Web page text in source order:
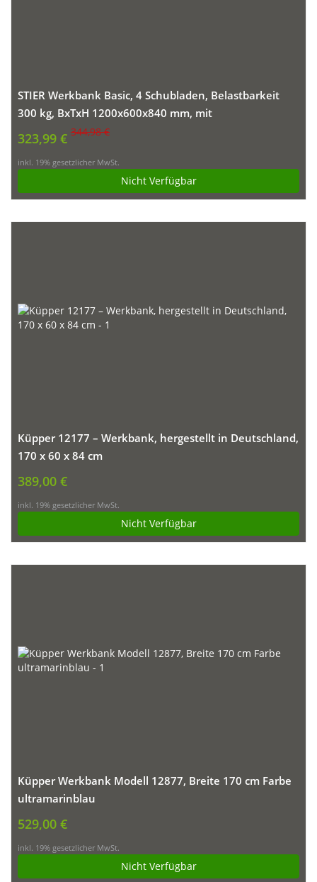
STIER Werkbank Basic, 4 Schubladen, Belastbarkeit
300 kg, BxTxH 1200x600x840 mm, mit
Pulverbeschichtung
323,99 € 344,98 €
inkl. 19% gesetzlicher MwSt.
Nicht Verfügbar
Küpper 12177 – Werkbank, hergestellt in Deutschland,
170 x 60 x 84 cm
389,00 €
inkl. 19% gesetzlicher MwSt.
Nicht Verfügbar
Küpper Werkbank Modell 12877, Breite 170 cm Farbe
ultramarinblau
529,00 €
inkl. 19% gesetzlicher MwSt.
Nicht Verfügbar